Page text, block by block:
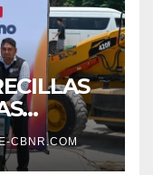
DE
CBNR.COM